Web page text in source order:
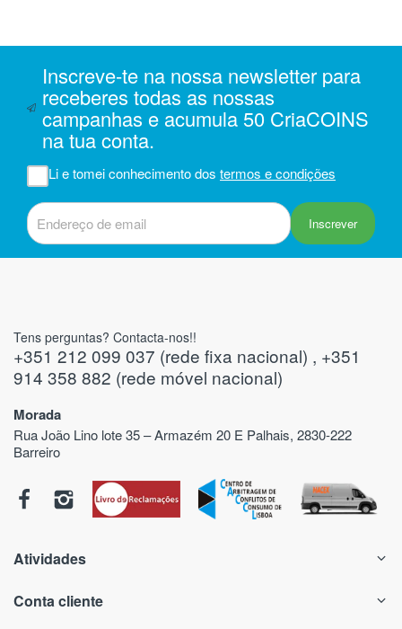
Inscreve-te na nossa newsletter para
receberes todas as nossas
campanhas e acumula 50 CriaCOINS
na tua conta.
Li e tomei conhecimento dos termos e condições
Inscrever
Tens perguntas? Contacta-nos!!
+351 212 099 037 (rede fixa nacional) , +351
914 358 882 (rede móvel nacional)
Morada
Rua João Lino lote 35 – Armazém 20 E Palhais, 2830-222
Barreiro
Atividades
Conta cliente